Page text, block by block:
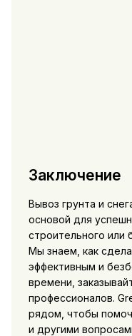
Заключение
Вывоз грунта и
основой для
строительного или
Мы знаем, как
эффективным и
времени,
профессионалов.
рядом, чтобы
и другими